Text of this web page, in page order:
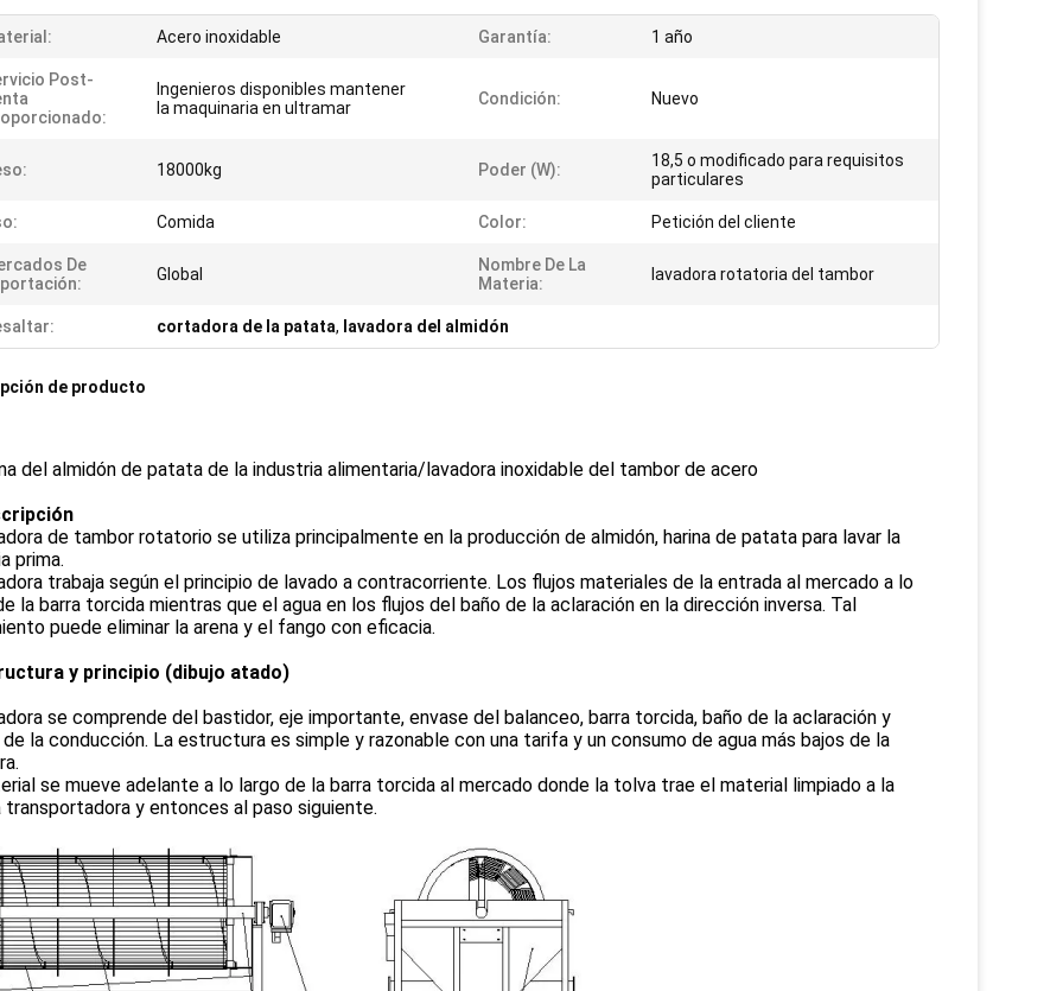
Acero inoxidable Garantía: 1 año
Post-
Ingenieros disponibles mantener
la maquinaria en ultramar
Condición: Nuevo
18000kg Poder (w):
18,5 o modificado para requisitos
particulares
Comida Color: Petición del cliente
De
Global
Nombre De La
Materia:
lavadora rotatoria del tambor
cortadora de la patata, lavadora del almidón
de producto
del almidón de patata de la industria alimentaria/lavadora inoxidable del tambor de acero
de tambor rotatorio se utiliza principalmente en la producción de almidón, harina de patata para lavar la
prima.
trabaja según el principio de lavado a contracorriente. Los flujos materiales de la entrada al mercado a lo
la barra torcida mientras que el agua en los flujos del baño de la aclaración en la dirección inversa. Tal
puede eliminar la arena y el fango con eficacia.
y principio (dibujo atado)
se comprende del bastidor, eje importante, envase del balanceo, barra torcida, baño de la aclaración y
la conducción. La estructura es simple y razonable con una tarifa y un consumo de agua más bajos de la
se mueve adelante a lo largo de la barra torcida al mercado donde la tolva trae el material limpiado a la
transportadora y entonces al paso siguiente.